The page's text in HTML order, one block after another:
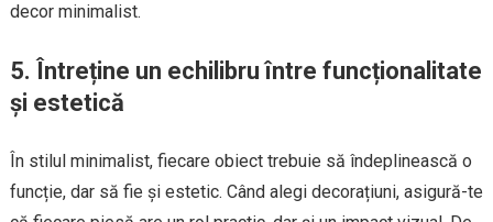
decor minimalist.
5. Întreține un echilibru între funcționalitate
și estetică
În stilul minimalist, fiecare obiect trebuie să îndeplinească o
funcție, dar să fie și estetic. Când alegi decorațiuni, asigură-te